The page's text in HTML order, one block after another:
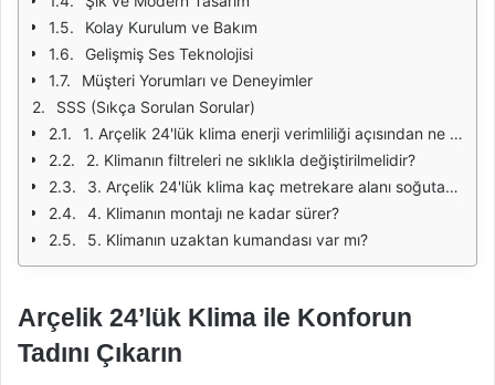
Kolay Kurulum ve Bakım
Gelişmiş Ses Teknolojisi
Müşteri Yorumları ve Deneyimler
SSS (Sıkça Sorulan Sorular)
1. Arçelik 24'lük klima enerji verimliliği açısından ne kadar tasarruf sağlar?
2. Klimanın filtreleri ne sıklıkla değiştirilmelidir?
3. Arçelik 24'lük klima kaç metrekare alanı soğutabilir?
4. Klimanın montajı ne kadar sürer?
5. Klimanın uzaktan kumandası var mı?
Arçelik 24’lük Klima ile Konforun
Tadını Çıkarın